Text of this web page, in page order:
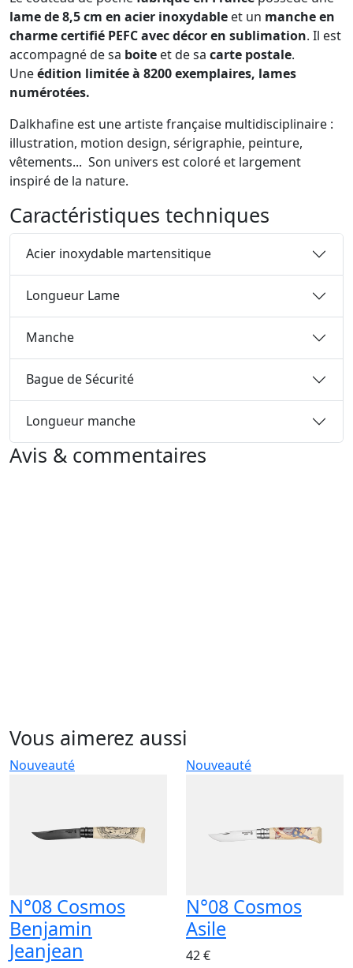
lame de 8,5 cm en acier inoxydable et un manche en
charme certifié PEFC avec décor en sublimation. Il est
accompagné de sa boite et de sa carte postale.
Uneédition limitée à 8200 exemplaires, lames
numérotées.
Dalkhafine est une artiste française multidisciplinaire :
illustration, motion design, sérigraphie, peinture,
vêtements... Son univers est coloré et largement
inspiré de la nature.
Caractéristiques techniques
Acier inoxydable martensitique
Longueur Lame
Manche
Bague de Sécurité
Longueur manche
Avis & commentaires
Vous aimerez aussi
Nouveauté
N°08 Cosmos
Benjamin
Jeanjean
Nouveauté
N°08 Cosmos
Asile
42 €